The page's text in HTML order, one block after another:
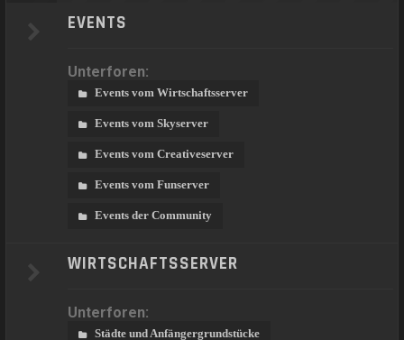
EVENTS
Unterforen:
Events vom Wirtschaftsserver
Events vom Skyserver
Events vom Creativeserver
Events vom Funserver
Events der Community
WIRTSCHAFTSSERVER
Unterforen:
Städte und Anfängergrundstücke